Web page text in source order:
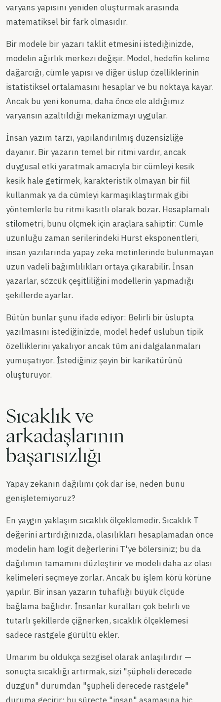
varyans yapısını yeniden oluşturmak arasında
matematiksel bir fark olmasıdır.
Bir modele bir yazarı taklit etmesini istediğinizde,
modelin ağırlık merkezi değişir. Model, hedefin kelime
dağarcığı, cümle yapısı ve diğer üslup özelliklerinin
istatistiksel ortalamasını hesaplar ve bu noktaya kayar.
Ancak bu yeni konuma, daha önce ele aldığımız
varyansın azaltıldığı mekanizmayı uygular.
İnsan yazım tarzı, yapılandırılmış düzensizliğe
dayanır. Bir yazarın temel bir ritmi vardır, ancak
duygusal etki yaratmak amacıyla bir cümleyi kesik
kesik hale getirmek, karakteristik olmayan bir fiil
kullanmak ya da cümleyi karmaşıklaştırmak gibi
yöntemlerle bu ritmi kasıtlı olarak bozar. Hesaplamalı
stilometri, bunu ölçmek için araçlara sahiptir: Cümle
uzunluğu zaman serilerindeki Hurst eksponentleri,
insan yazılarında yapay zeka metinlerinde bulunmayan
uzun vadeli bağımlılıkları ortaya çıkarabilir. İnsan
yazarlar, sözcük çeşitliliğini modellerin yapmadığı
şekillerde ayarlar.
Bütün bunlar şunu ifade ediyor: Belirli bir üslupta
yazılmasını istediğinizde, model hedef üslubun tipik
özelliklerini yakalıyor ancak tüm ani dalgalanmaları
yumuşatıyor. İstediğiniz şeyin bir karikatürünü
oluşturuyor.
Sıcaklık ve
arkadaşlarının
başarısızlığı
Yapay zekanın dağılımı çok dar ise, neden bunu
genişletemiyoruz?
En yaygın yaklaşım sıcaklık ölçeklemedir. Sıcaklık T
değerini artırdığınızda, olasılıkları hesaplamadan önce
modelin ham logit değerlerini T'ye bölersiniz; bu da
dağılımın tamamını düzleştirir ve modeli daha az olası
kelimeleri seçmeye zorlar. Ancak bu işlem körü körüne
yapılır. Bir insan yazarın tuhaflığı büyük ölçüde
bağlama bağlıdır. İnsanlar kuralları çok belirli ve
tutarlı şekillerde çiğnerken, sıcaklık ölçeklemesi
sadece rastgele gürültü ekler.
Umarım bu oldukça sezgisel olarak anlaşılırdır —
sonuçta sıcaklığı artırmak, sizi "şüpheli derecede
düzgün" durumdan "şüpheli derecede rastgele"